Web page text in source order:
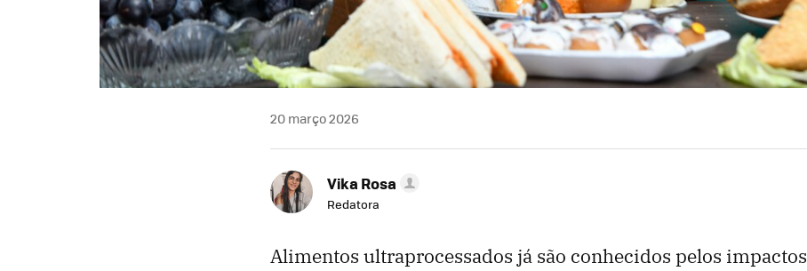
20 março 2026
Vika Rosa
Redatora
Alimentos ultraprocessados já são conhecidos pelos